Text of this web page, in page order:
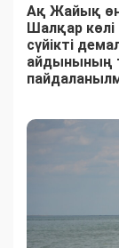
Ақ Жайық
Шалқар көлі
сүйікті
айдынының